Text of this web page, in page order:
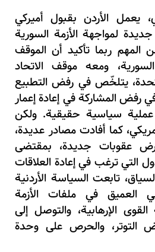
يعمل الأردن بقبول أميركي
لمواجهة الأزمة السورية
المهم ربما تأكيد أن الموقف
ومعه موقف الاتحاد
يتلخّص في رفض التطبيع
رفض المشاركة في إعادة إعمار
سياسية حقيقية. ولكن
كما أفادت مصادر عديدة،
عقوبات جديدة، بمقتضى
التي ترغب في إعادة العلاقات
تابعت السياسة الأردنية
العميق في ملفات الأزمة
الإرهابية، والتوصل إلى
التوتر، والحرص على وحدة